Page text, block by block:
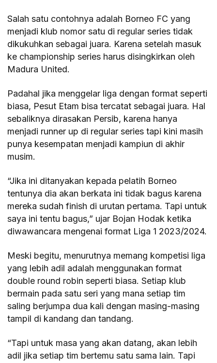
Salah satu contohnya adalah Borneo FC yang
menjadi klub nomor satu di regular series tidak
dikukuhkan sebagai juara. Karena setelah masuk
ke championship series harus disingkirkan oleh
Madura United.
Padahal jika menggelar liga dengan format seperti
biasa, Pesut Etam bisa tercatat sebagai juara. Hal
sebaliknya dirasakan Persib, karena hanya
menjadi runner up di regular series tapi kini masih
punya kesempatan menjadi kampiun di akhir
musim.
“Jika ini ditanyakan kepada pelatih Borneo
tentunya dia akan berkata ini tidak bagus karena
mereka sudah finish di urutan pertama. Tapi untuk
saya ini tentu bagus,” ujar Bojan Hodak ketika
diwawancara mengenai format Liga 1 2023/2024.
Meski begitu, menurutnya memang kompetisi liga
yang lebih adil adalah menggunakan format
double round robin seperti biasa. Setiap klub
bermain pada satu seri yang mana setiap tim
saling berjumpa dua kali dengan masing-masing
tampil di kandang dan tandang.
“Tapi untuk masa yang akan datang, akan lebih
adil jika setiap tim bertemu satu sama lain. Tapi